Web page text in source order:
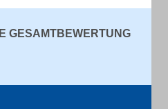
GESAMTBEWERTUNG